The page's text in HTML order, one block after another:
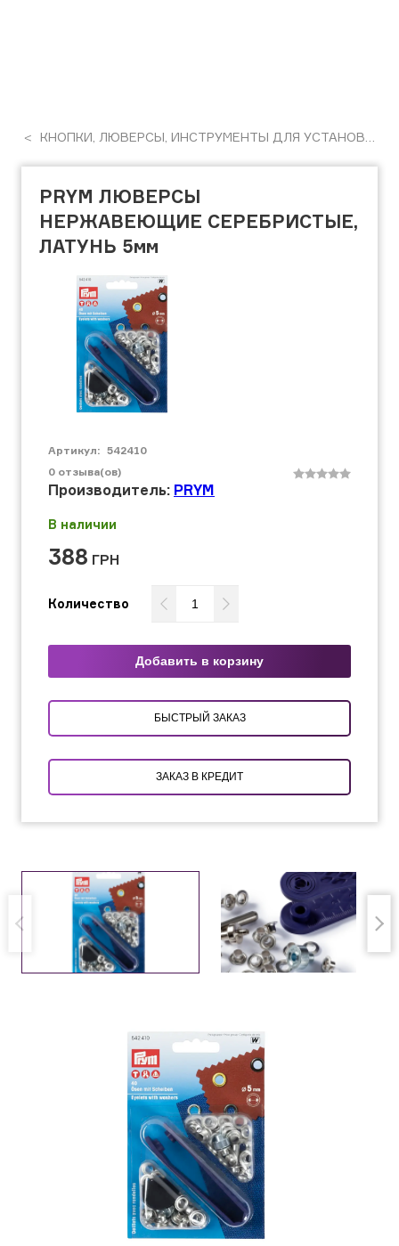
КНОПКИ, ЛЮВЕРСЫ, ИНСТРУМЕНТЫ ДЛЯ УСТАНОВКИ
PRYM ЛЮВЕРСЫ
НЕРЖАВЕЮЩИЕ СЕРЕБРИСТЫЕ,
ЛАТУНЬ 5мм
Артикул: 542410
0 отзыва(ов)
Производитель: PRYM
В наличии
388 ГРН
Количество
Добавить в корзину
БЫСТРЫЙ ЗАКАЗ
ЗАКАЗ В КРЕДИТ